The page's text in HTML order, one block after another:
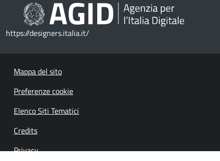
https://designers.italia.it/
Mappa del sito
Preferenze cookie
Elenco Siti Tematici
Credits
Privacy